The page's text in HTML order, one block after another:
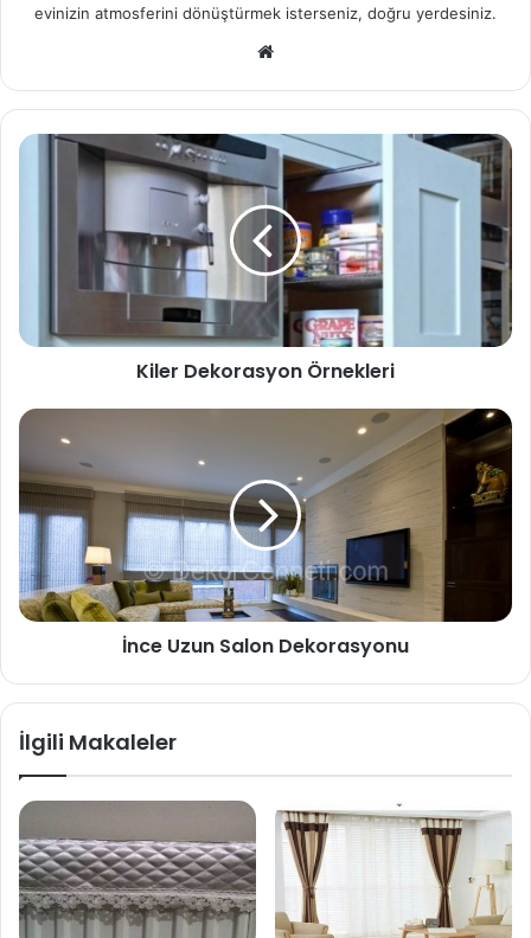
evinizin atmosferini dönüştürmek isterseniz, doğru yerdesiniz.
sit
esi
Kiler Dekorasyon Örnekleri
İnce Uzun Salon Dekorasyonu
İlgili Makaleler